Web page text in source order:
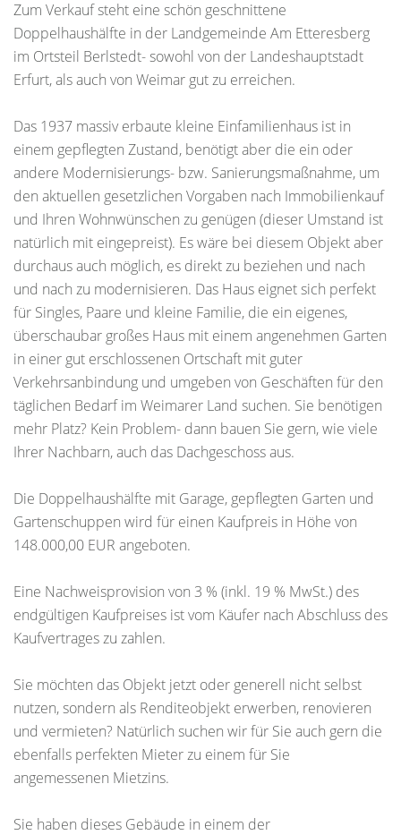
Zum Verkauf steht eine schön geschnittene
Doppelhaushälfte in der Landgemeinde Am Etteresberg
im Ortsteil Berlstedt- sowohl von der Landeshauptstadt
Erfurt, als auch von Weimar gut zu erreichen.
Das 1937 massiv erbaute kleine Einfamilienhaus ist in
einem gepflegten Zustand, benötigt aber die ein oder
andere Modernisierungs- bzw. Sanierungsmaßnahme, um
den aktuellen gesetzlichen Vorgaben nach Immobilienkauf
und Ihren Wohnwünschen zu genügen (dieser Umstand ist
natürlich mit eingepreist). Es wäre bei diesem Objekt aber
durchaus auch möglich, es direkt zu beziehen und nach
und nach zu modernisieren. Das Haus eignet sich perfekt
für Singles, Paare und kleine Familie, die ein eigenes,
überschaubar großes Haus mit einem angenehmen Garten
in einer gut erschlossenen Ortschaft mit guter
Verkehrsanbindung und umgeben von Geschäften für den
täglichen Bedarf im Weimarer Land suchen. Sie benötigen
mehr Platz? Kein Problem- dann bauen Sie gern, wie viele
Ihrer Nachbarn, auch das Dachgeschoss aus.
Die Doppelhaushälfte mit Garage, gepflegten Garten und
Gartenschuppen wird für einen Kaufpreis in Höhe von
148.000,00 EUR angeboten.
Eine Nachweisprovision von 3 % (inkl. 19 % MwSt.) des
endgültigen Kaufpreises ist vom Käufer nach Abschluss des
Kaufvertrages zu zahlen.
Sie möchten das Objekt jetzt oder generell nicht selbst
nutzen, sondern als Renditeobjekt erwerben, renovieren
und vermieten? Natürlich suchen wir für Sie auch gern die
ebenfalls perfekten Mieter zu einem für Sie
angemessenen Mietzins.
Sie haben dieses Gebäude in einem der